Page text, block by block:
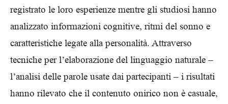
registrato le loro esperienze mentre gli studiosi hanno
analizzato informazioni cognitive, ritmi del sonno e
caratteristiche legate alla personalità. Attraverso
tecniche per l’elaborazione del linguaggio naturale –
l’analisi delle parole usate dai partecipanti – i risultati
hanno rilevato che il contenuto onirico non è casuale,